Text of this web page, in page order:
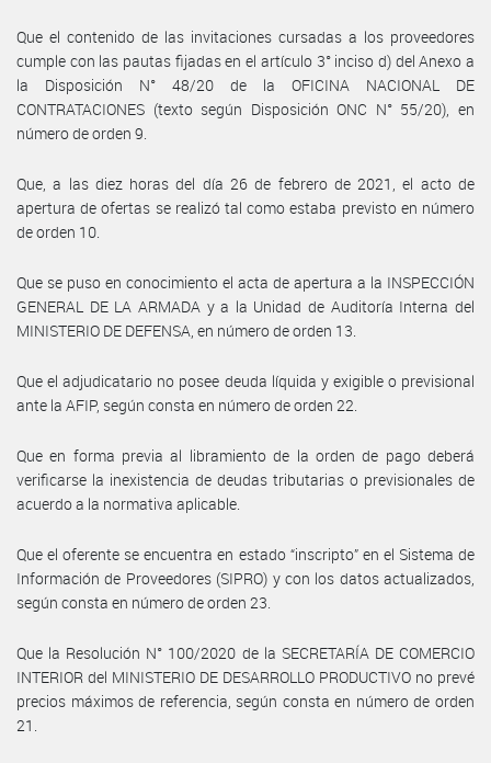
Que el contenido de las invitaciones cursadas a los proveedores
cumple con las pautas fijadas en el artículo 3° inciso d) del Anexo a
la Disposición N° 48/20 de la OFICINA NACIONAL DE
CONTRATACIONES (texto según Disposición ONC N° 55/20), en
número de orden 9.
Que, a las diez horas del día 26 de febrero de 2021, el acto de
apertura de ofertas se realizó tal como estaba previsto en número
de orden 10.
Que se puso en conocimiento el acta de apertura a la INSPECCIÓN
GENERAL DE LA ARMADA y a la Unidad de Auditoría Interna del
MINISTERIO DE DEFENSA, en número de orden 13.
Que el adjudicatario no posee deuda líquida y exigible o previsional
ante la AFIP, según consta en número de orden 22.
Que en forma previa al libramiento de la orden de pago deberá
verificarse la inexistencia de deudas tributarias o previsionales de
acuerdo a la normativa aplicable.
Que el oferente se encuentra en estado “inscripto” en el Sistema de
Información de Proveedores (SIPRO) y con los datos actualizados,
según consta en número de orden 23.
Que la Resolución N° 100/2020 de la SECRETARÍA DE COMERCIO
INTERIOR del MINISTERIO DE DESARROLLO PRODUCTIVO no prevé
precios máximos de referencia, según consta en número de orden
21.